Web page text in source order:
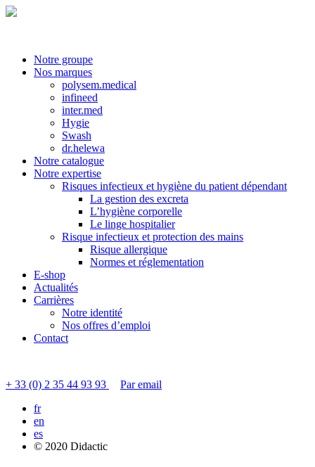
Notre groupe
Nos marques
polysem.medical
infineed
inter.med
Hygie
Swash
dr.helewa
Notre catalogue
Notre expertise
Risques infectieux et hygiène du patient dépendant
La gestion des excreta
L’hygiène corporelle
Le linge hospitalier
Risque infectieux et protection des mains
Risque allergique
Normes et réglementation
E-shop
Actualités
Carrières
Notre identité
Nos offres d’emploi
Contact
+ 33 (0) 2 35 44 93 93
Par email
fr
en
es
© 2020 Didactic